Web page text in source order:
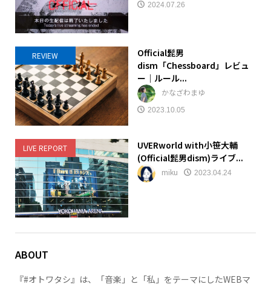
2024.07.26
REVIEW
Official髭男
dism「Chessboard」レビュ
ー｜ルール...
かなざわまゆ
2023.10.05
LIVE REPORT
UVERworld with小笹大輔
(Official髭男dism)ライブ...
miku 2023.04.24
ABOUT
『#オトワタシ』は、「音楽」と「私」をテーマにしたWEBマ